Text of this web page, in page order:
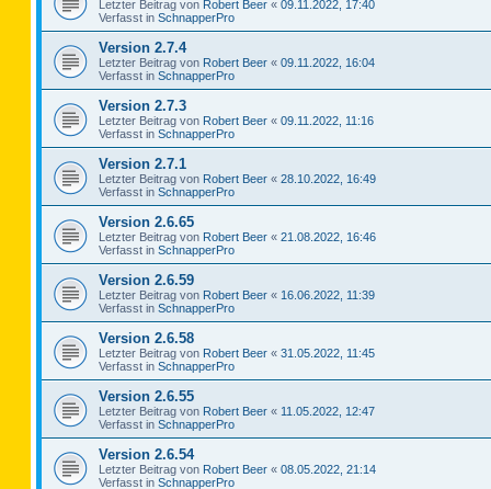
Letzter Beitrag von Robert Beer « 09.11.2022, 17:40
Verfasst in SchnapperPro
Version 2.7.4
Letzter Beitrag von Robert Beer « 09.11.2022, 16:04
Verfasst in SchnapperPro
Version 2.7.3
Letzter Beitrag von Robert Beer « 09.11.2022, 11:16
Verfasst in SchnapperPro
Version 2.7.1
Letzter Beitrag von Robert Beer « 28.10.2022, 16:49
Verfasst in SchnapperPro
Version 2.6.65
Letzter Beitrag von Robert Beer « 21.08.2022, 16:46
Verfasst in SchnapperPro
Version 2.6.59
Letzter Beitrag von Robert Beer « 16.06.2022, 11:39
Verfasst in SchnapperPro
Version 2.6.58
Letzter Beitrag von Robert Beer « 31.05.2022, 11:45
Verfasst in SchnapperPro
Version 2.6.55
Letzter Beitrag von Robert Beer « 11.05.2022, 12:47
Verfasst in SchnapperPro
Version 2.6.54
Letzter Beitrag von Robert Beer « 08.05.2022, 21:14
Verfasst in SchnapperPro